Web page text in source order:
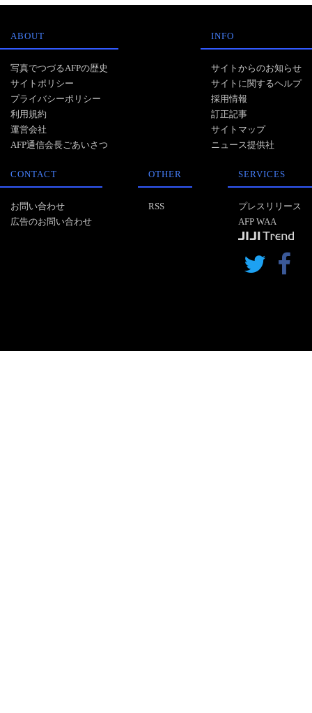
ABOUT
写真でつづるAFPの歴史
サイトポリシー
プライバシーポリシー
利用規約
運営会社
AFP通信会長ごあいさつ
INFO
サイトからのお知らせ
サイトに関するヘルプ
採用情報
訂正記事
サイトマップ
ニュース提供社
CONTACT
お問い合わせ
広告のお問い合わせ
OTHER
RSS
SERVICES
プレスリリース
AFP WAA